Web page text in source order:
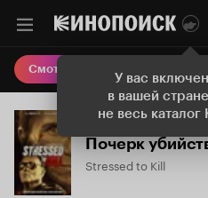
У вас
в вашей
не весь
Смотреть кино
Почерк
Stressed to Kill